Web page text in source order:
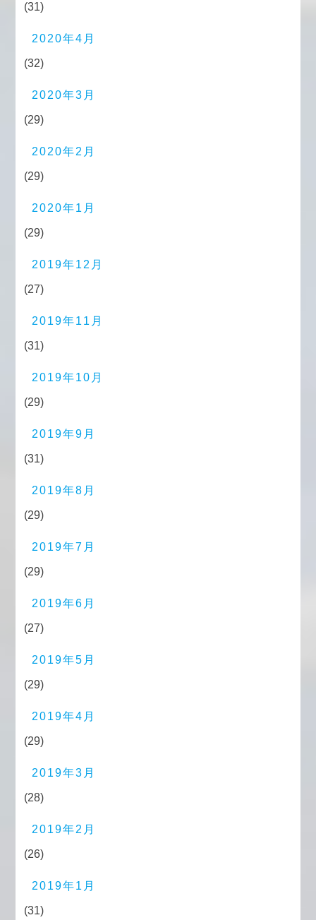
(31)
2020年4月
(32)
2020年3月
(29)
2020年2月
(29)
2020年1月
(29)
2019年12月
(27)
2019年11月
(31)
2019年10月
(29)
2019年9月
(31)
2019年8月
(29)
2019年7月
(29)
2019年6月
(27)
2019年5月
(29)
2019年4月
(29)
2019年3月
(28)
2019年2月
(26)
2019年1月
(31)